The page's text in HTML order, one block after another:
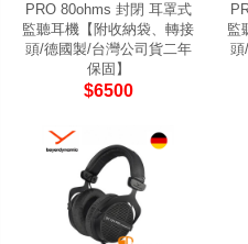
PRO 80ohms 封閉 耳罩式
監聽耳機【附收納袋、轉接
頭/德國製/台灣公司貨二年
保固】
$6500
監
頭